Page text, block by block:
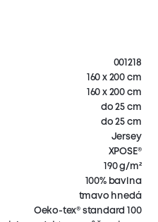
001218
160 x 200 cm
160 x 200 cm
do 25 cm
do 25 cm
Jersey
XPOSE®
190 g/m²
100% bavlna
tmavo hnedá
Oeko-tex® standard 100